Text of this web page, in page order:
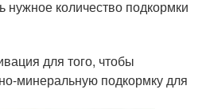
нужное количество подкормки
для того, чтобы
минеральную подкормку для